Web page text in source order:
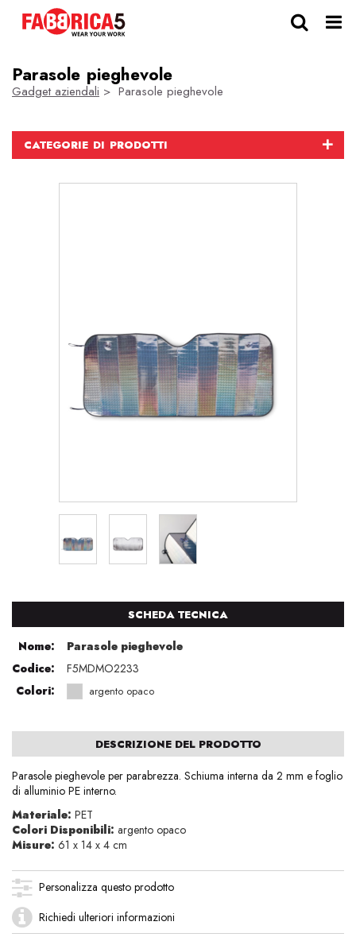
Parasole pieghevole
Gadget aziendali > Parasole pieghevole
CATEGORIE DI PRODOTTI
SCHEDA TECNICA
Nome:
Parasole pieghevole
Codice:
F5MDMO2233
Colori:
argento opaco
DESCRIZIONE DEL PRODOTTO
Parasole pieghevole per parabrezza. Schiuma interna da 2 mm e foglio
di alluminio PE interno.
Materiale: PET
Colori Disponibili: argento opaco
Misure: 61 x 14 x 4 cm
Personalizza questo prodotto
Richiedi ulteriori informazioni